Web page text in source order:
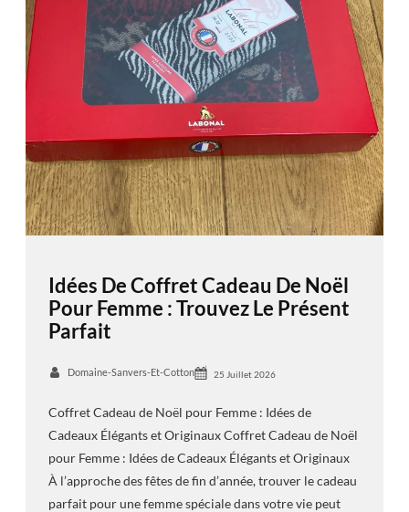
Idées De Coffret Cadeau De Noël
Pour Femme : Trouvez Le Présent
Parfait
Domaine-Sanvers-Et-Cotton 25 Juillet 2026
Coffret Cadeau de Noël pour Femme : Idées de
Cadeaux Élégants et Originaux Coffret Cadeau de Noël
pour Femme : Idées de Cadeaux Élégants et Originaux
À l’approche des fêtes de fin d’année, trouver le cadeau
parfait pour une femme spéciale dans votre vie peut